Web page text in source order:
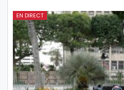
EN DIRECT